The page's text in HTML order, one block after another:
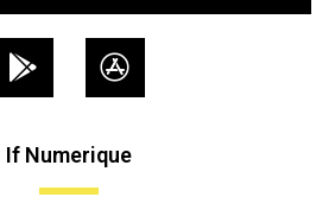
If Numerique